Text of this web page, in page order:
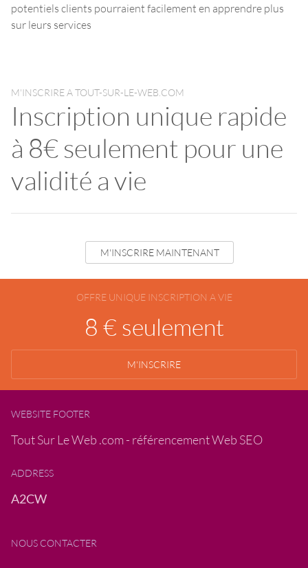
potentiels clients pourraient facilement en apprendre plus
sur leurs services
M'INSCRIRE A TOUT-SUR-LE-WEB.COM
Inscription unique rapide
à 8€ seulement pour une
validité a vie
M'INSCRIRE MAINTENANT
OFFRE UNIQUE INSCRIPTION A VIE
8 € seulement
M'INSCRIRE
WEBSITE FOOTER
Tout Sur Le Web .com - référencement Web SEO
ADDRESS
A2CW
NOUS CONTACTER